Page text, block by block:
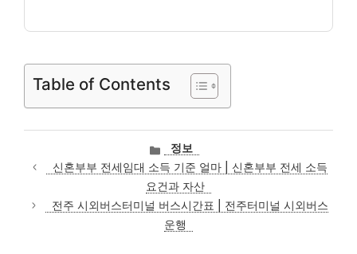
Table of Contents
카
테
고
리
정보
신혼부부 전세임대 소득 기준 얼마 | 신혼부부 전세 소득
요건과 자산
전주 시외버스터미널 버스시간표 | 전주터미널 시외버스
운행